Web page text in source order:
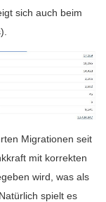
sich auch beim
Migrationen seit
mit korrekten
wird, was als
spielt es